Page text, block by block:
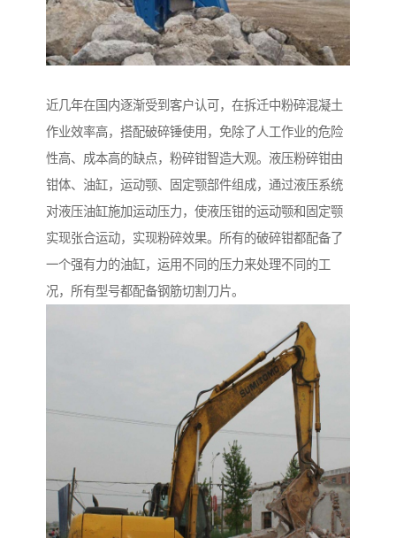
近几年在国内逐渐受到客户认可，在拆迁中粉碎混凝土
作业效率高，搭配破碎锤使用，免除了人工作业的危险
性高、成本高的缺点，粉碎钳智造大观。液压粉碎钳由
钳体、油缸，运动颚、固定颚部件组成，通过液压系统
对液压油缸施加运动压力，使液压钳的运动颚和固定颚
实现张合运动，实现粉碎效果。所有的破碎钳都配备了
一个强有力的油缸，运用不同的压力来处理不同的工
况，所有型号都配备钢筋切割刀片。